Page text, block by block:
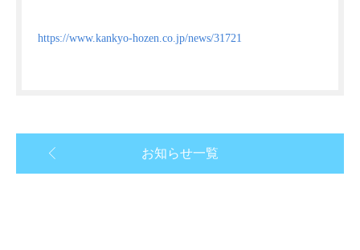
https://www.kankyo-hozen.co.jp/news/31721
お知らせ一覧